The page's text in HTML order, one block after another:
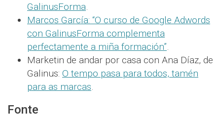
GalinusForma.
Marcos García: “O curso de Google Adwords
con GalinusForma complementa
perfectamente a miña formación”.
Marketin de andar por casa con Ana Díaz, de
Galinus: O tempo pasa para todos, tamén
para as marcas.
Fonte